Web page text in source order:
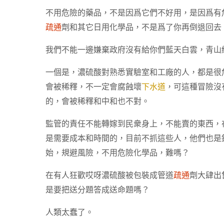
不用危險的藥品，不是因爲它們不好用，是因爲
疏通劑和其它日用化學品，不是爲了你再倒退回去
我們不能一邊嫌棄政府沒有給你們藍天白雲，青
一個是，濃硫酸對熟悉實驗室和工廠的人，都是
會被稀釋，不一定會腐蝕壞下水道，可這種冒險
的，會被稀釋和中和也不對。
監管的責任不能轉嫁到民衆身上，不能賣的東西
是需要成本和時間的，目前不抓這些人，他們也
始，規避風險，不用危險化學品，難嗎？
在有人狂歡哎呀濃硫酸被包裝成管道疏通劑大肆出
是要把送分題答成送命題嗎？
人類太蠢了。